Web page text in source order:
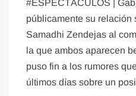
#ESPECTÁCULOS |
públicamente su relación
Samadhi Zendejas al
la que ambos aparecen
puso fin a los rumores
últimos días sobre un